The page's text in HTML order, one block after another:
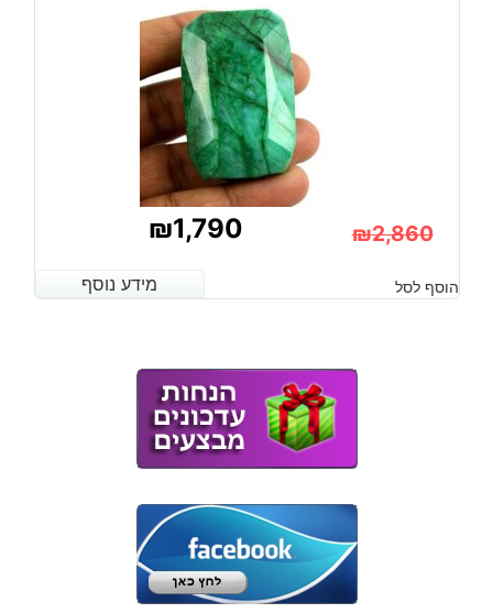
₪2,860
המקורי
₪2,860.
₪1,790
הנוכחי
₪1,790.
מידע נוסף הוסף לסל מידע נוסף